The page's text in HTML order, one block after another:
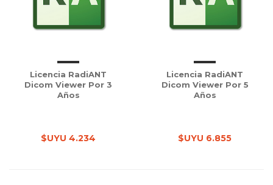
Licencia RadiANT
Dicom Viewer Por 3
Años
$UYU 4.234
Licencia RadiANT
Dicom Viewer Por 5
Años
$UYU 6.855